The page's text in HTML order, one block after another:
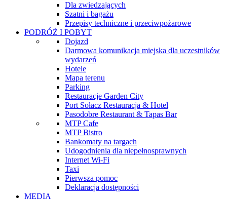
Dla zwiedzających
Szatni i bagażu
Przepisy techniczne i przeciwpożarowe
PODRÓŻ I POBYT
Dojazd
Darmowa komunikacja miejska dla uczestników
wydarzeń
Hotele
Mapa terenu
Parking
Restauracje Garden City
Port Sołacz Restauracja & Hotel
Pasodobre Restaurant & Tapas Bar
MTP Cafe
MTP Bistro
Bankomaty na targach
Udogodnienia dla niepełnosprawnych
Internet Wi-Fi
Taxi
Pierwsza pomoc
Deklaracja dostępności
MEDIA